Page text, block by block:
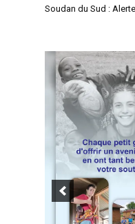
Soudan du Sud :